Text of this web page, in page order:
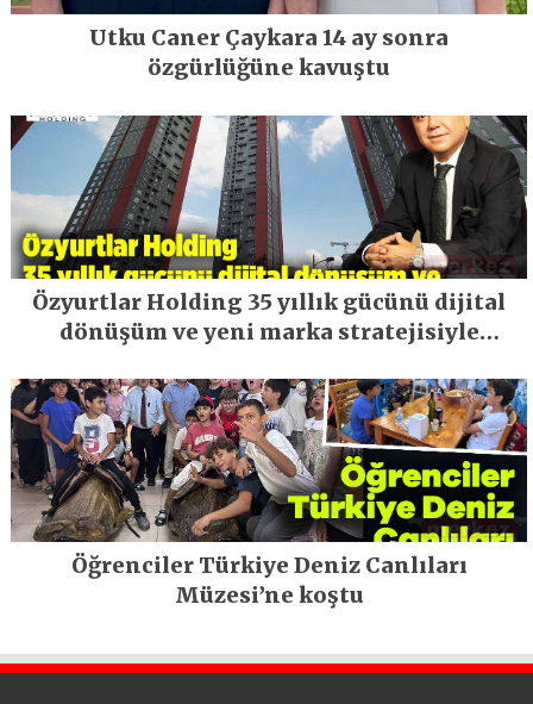
Utku Caner Çaykara 14 ay sonra
özgürlüğüne kavuştu
Özyurtlar Holding 35 yıllık gücünü dijital
dönüşüm ve yeni marka stratejisiyle
Öğrenciler Türkiye Deniz Canlıları
Müzesi’ne koştu